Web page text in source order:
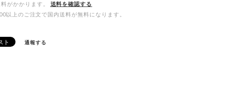
がかかります。
送料を確認する
以上のご注文で国内送料が無料になります。
通報する